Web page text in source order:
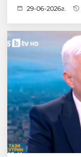
29-06-2026г.